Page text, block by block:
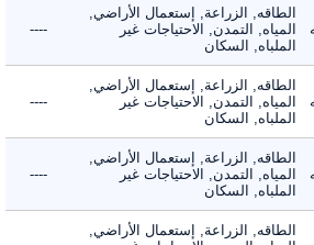
الطاقه, الزراعة, إستعمال الأراضي,
المياه, التمدن, الاحتياجات غير
الملباه, السكان
----
الطاقه, الزراعة, إستعمال الأراضي,
المياه, التمدن, الاحتياجات غير
الملباه, السكان
----
الطاقه, الزراعة, إستعمال الأراضي,
المياه, التمدن, الاحتياجات غير
الملباه, السكان
----
الطاقه, الزراعة, إستعمال الأراضي,